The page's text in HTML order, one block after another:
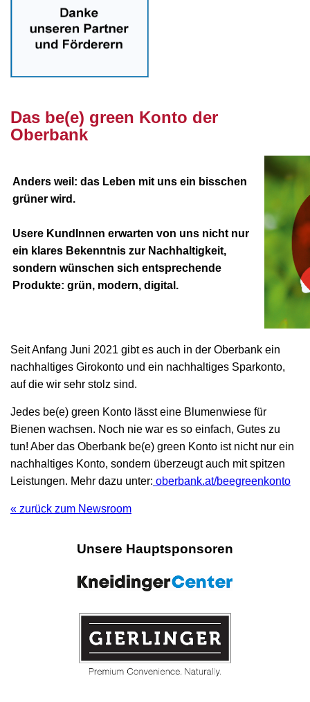
Das be(e) green Konto der
Oberbank
Anders weil: das Leben mit uns ein bisschen
grüner wird.
Usere KundInnen erwarten von uns nicht nur
ein klares Bekenntnis zur Nachhaltigkeit,
sondern wünschen sich entsprechende
Produkte: grün, modern, digital.
Seit Anfang Juni 2021 gibt es auch in der Oberbank ein
nachhaltiges Girokonto und ein nachhaltiges Sparkonto,
auf die wir sehr stolz sind.
Jedes be(e) green Konto lässt eine Blumenwiese für
Bienen wachsen. Noch nie war es so einfach, Gutes zu
tun! Aber das Oberbank be(e) green Konto ist nicht nur ein
nachhaltiges Konto, sondern überzeugt auch mit spitzen
Leistungen. Mehr dazu unter: oberbank.at/beegreenkonto
« zurück zum Newsroom
Unsere Hauptsponsoren